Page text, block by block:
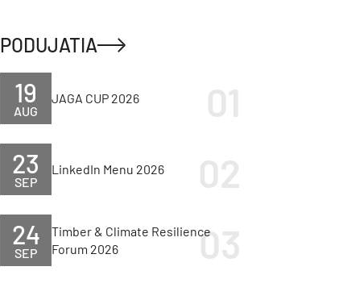
PODUJATIA
AUG
19 JAGA CUP 2026
SEP
23 LinkedIn Menu 2026
SEP
24
Timber & Climate Resilience
Forum 2026